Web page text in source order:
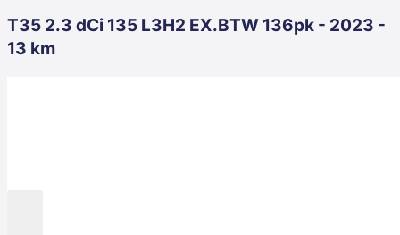
T35 2.3 dCi 135 L3H2 EX.BTW 136pk - 2023 -
13 km